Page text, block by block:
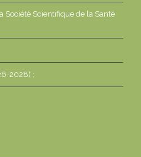
Société Scientifique de la Santé
2028) :